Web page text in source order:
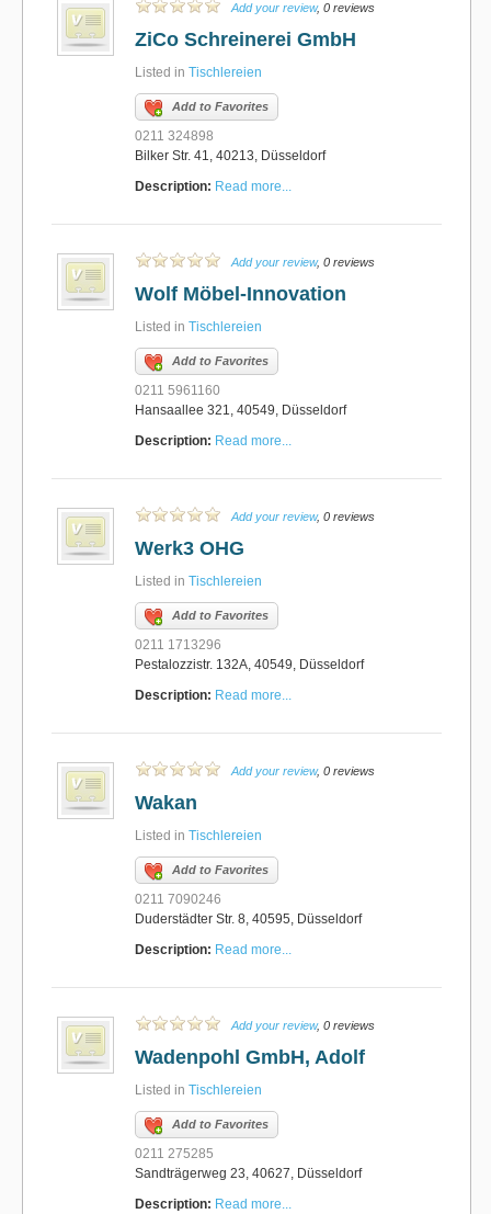
Add your review, 0 reviews
ZiCo Schreinerei GmbH
Listed in Tischlereien
Add to Favorites
0211 324898
Bilker Str. 41, 40213, Düsseldorf
Description: Read more...
Add your review, 0 reviews
Wolf Möbel-Innovation
Listed in Tischlereien
Add to Favorites
0211 5961160
Hansaallee 321, 40549, Düsseldorf
Description: Read more...
Add your review, 0 reviews
Werk3 OHG
Listed in Tischlereien
Add to Favorites
0211 1713296
Pestalozzistr. 132A, 40549, Düsseldorf
Description: Read more...
Add your review, 0 reviews
Wakan
Listed in Tischlereien
Add to Favorites
0211 7090246
Duderstädter Str. 8, 40595, Düsseldorf
Description: Read more...
Add your review, 0 reviews
Wadenpohl GmbH, Adolf
Listed in Tischlereien
Add to Favorites
0211 275285
Sandträgerweg 23, 40627, Düsseldorf
Description: Read more...